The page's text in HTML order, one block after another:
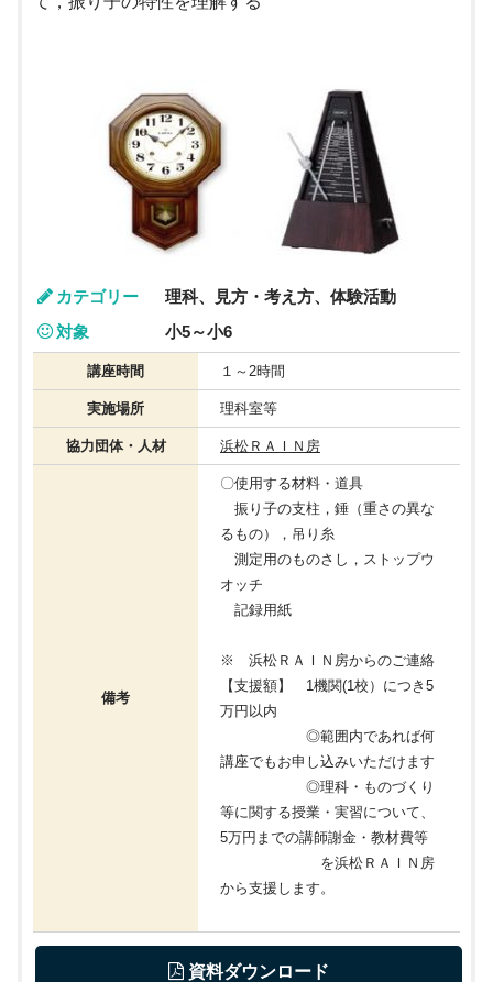
カテゴリー
理科、見方・考え方、体験活動
対象
小5～小6
講座時間 １～2時間
実施場所 理科室等
協力団体・人材 浜松ＲＡＩＮ房
備考
〇使用する材料・道具
振り子の支柱，錘（重さの異な
るもの），吊り糸
測定用のものさし，ストップウ
オッチ
記録用紙
※ 浜松ＲＡＩＮ房からのご連絡
【支援額】 1機関(1校）につき5
万円以内
◎範囲内であれば何
講座でもお申し込みいただけます
◎理科・ものづくり
等に関する授業・実習について、
5万円までの講師謝金・教材費等
を浜松ＲＡＩＮ房
から支援します。
資料ダウンロード